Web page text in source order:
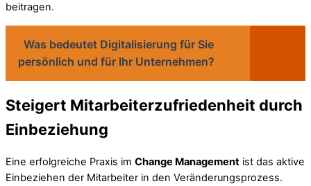
beitragen.
Was bedeutet Digitalisierung für Sie
persönlich und für Ihr Unternehmen?
Steigert Mitarbeiterzufriedenheit durch
Einbeziehung
Eine erfolgreiche Praxis im Change Management ist das aktive
Einbeziehen der Mitarbeiter in den Veränderungsprozess.